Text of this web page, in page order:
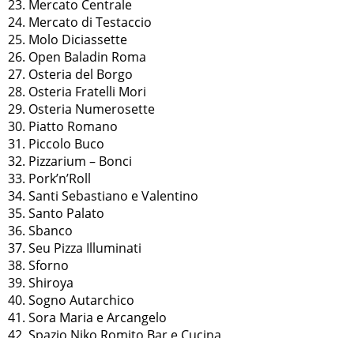
23. Mercato Centrale
24. Mercato di Testaccio
25. Molo Diciassette
26. Open Baladin Roma
27. Osteria del Borgo
28. Osteria Fratelli Mori
29. Osteria Numerosette
30. Piatto Romano
31. Piccolo Buco
32. Pizzarium – Bonci
33. Pork’n’Roll
34. Santi Sebastiano e Valentino
35. Santo Palato
36. Sbanco
37. Seu Pizza Illuminati
38. Sforno
39. Shiroya
40. Sogno Autarchico
41. Sora Maria e Arcangelo